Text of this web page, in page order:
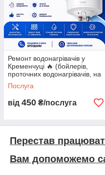
Безкоштовна консультація по
Ремонт водонагрівачів у
Кременчуці 🔥 (бойлерів,
проточних водонагрівачів, на
дому, гарантія)
Послуга
від 450 ₴/послуга
Перестав
Вам допоможемо